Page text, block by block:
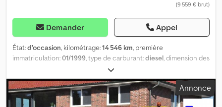
(9 559 € brut)
Demander Appel
État:d'occasion, kilométrage:14 546 km, première
immatriculation:01/1999, type de carburant:diesel, dimension des
, configuration d'essieux:
empattement:5 700 mm, carburant:diesel, couleur:blanc, cabine
conducteur:cabine courte , type d'engrenage:automatique,
nombre de vitesses:
, suspension: acier, nombre de sièges:1,
Annonce